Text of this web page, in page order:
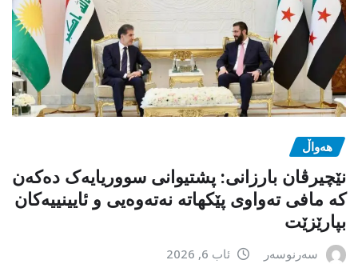
هەواڵ
نێچیرڤان بارزانی: پشتیوانی سووریایەک دەکەن
کە مافی تەواوی پێکهاتە نەتەوەیی و ئایینییەکان
بپارێزێت
سەرنوسەر ئاب 6, 2026